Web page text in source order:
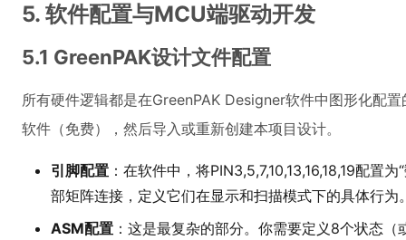
5. 软件配置与MCU端驱动开发
5.1 GreenPAK设计文件配置
所有硬件逻辑都是在GreenPAK Designer软件中图形化配
软件（免费），然后导入或重新创建本项目设计。
引脚配置 ：在软件中，将PIN3,5,7,10,13,16,18,19配置
部矩阵连接，定义它们在显示和扫描模式下的具体行为
ASM配置 ：这是最复杂的部分。你需要定义8个状态